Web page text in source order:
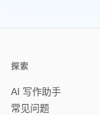
探索
AI 写作助手
常见问题